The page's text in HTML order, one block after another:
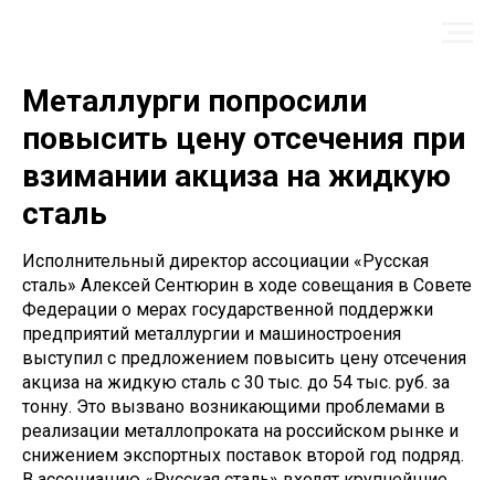
Металлурги попросили
повысить цену отсечения при
взимании акциза на жидкую
сталь
Исполнительный директор ассоциации «Русская
сталь» Алексей Сентюрин в ходе совещания в Совете
Федерации о мерах государственной поддержки
предприятий металлургии и машиностроения
выступил с предложением повысить цену отсечения
акциза на жидкую сталь с 30 тыс. до 54 тыс. руб. за
тонну. Это вызвано возникающими проблемами в
реализации металлопроката на российском рынке и
снижением экспортных поставок второй год подряд.